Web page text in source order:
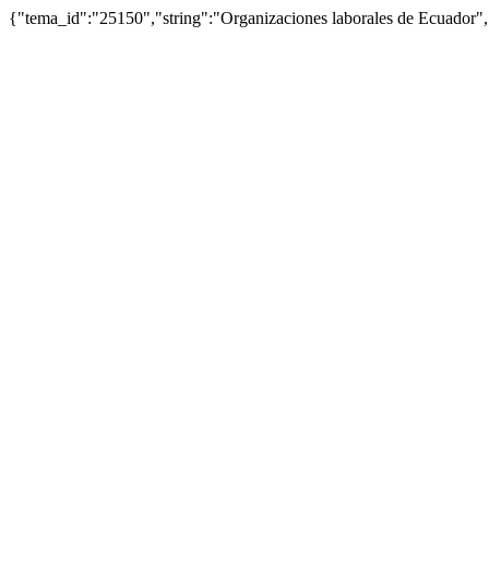
{"tema_id":"25150","string":"Organizaciones laborales de